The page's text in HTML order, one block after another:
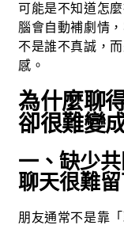
可能是不知道怎
腦會自動補劇情
不是誰不真誠，
感。
為什麼聊
卻很難變
一、缺少共
聊天很難
朋友通常不是靠